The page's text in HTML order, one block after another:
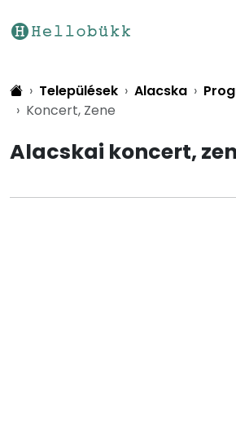
Települések Alacska
Koncert, Zene
Alacskai koncert,